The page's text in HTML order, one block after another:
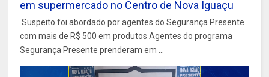
em supermercado no Centro de Nova Iguaçu
Suspeito foi abordado por agentes do Segurança Presente
com mais de R$ 500 em produtos Agentes do programa
Segurança Presente prenderam em ...